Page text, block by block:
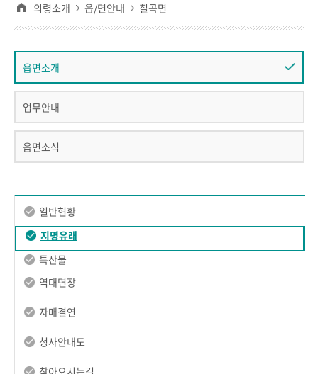
의령소개 읍/면안내 칠곡면
읍면소개
업무안내
읍면소식
일반현황
지명유래
특산물
역대면장
자매결연
청사안내도
찾아오시는길